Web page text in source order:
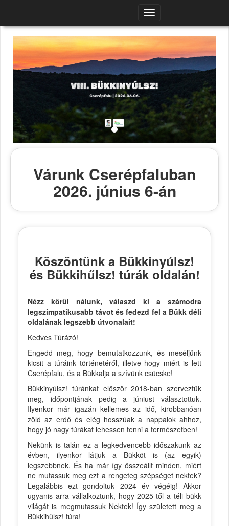
Navigációs
menü
Várunk Cserépfaluban
2026. június 6-án
Köszöntünk a Bükkinyúlsz!
és Bükkihűlsz! túrák oldalán!
Nézz körül nálunk, válaszd ki a számodra
legszimpatikusabb távot és fedezd fel a Bükk déli
oldalának legszebb útvonalait!
Kedves Túrázó!
Engedd meg, hogy bemutatkozzunk, és meséljünk
kicsit a túráink történetéről, illetve hogy miért is lett
Cserépfalu, és a Bükkalja a szívünk csücske!
Bükkinyúlsz! túránkat először 2018-ban szerveztük
meg, időpontjának pedig a júniust választottuk.
Ilyenkor már igazán kellemes az idő, kirobbanóan
zöld az erdő és elég hosszúak a nappalok ahhoz,
hogy jó nagy túrákat lehessen tenni a természetben!
Nekünk is talán ez a legkedvencebb időszakunk az
évben, ilyenkor látjuk a Bükköt is (az egyik)
legszebbnek. És ha már így összeállt minden, miért
ne mutassuk meg ezt a rengeteg szépséget nektek?
Legalábbis ezt gondoltuk 2024 év végéig! Akkor
ugyanis arra vállalkoztunk, hogy 2025-től a téli bükk
világát is megmutassuk Nektek! Így született meg a
Bükkihűlsz! túra!